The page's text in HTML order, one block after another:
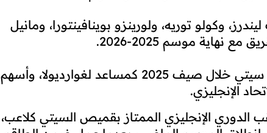
وكولو توريه، ولورينزو بوينافينتورا، ومانيل
موسم 2025-2026.
وأشار البيان إلى أن ليندرز انضم إلى مانشستر سيتي خلال صيف 2025 كمساعد لغوارديولا، وأسهم
الإنجليزي.
الدوري الإنجليزي الممتاز بقميص السيتي كلاعب،